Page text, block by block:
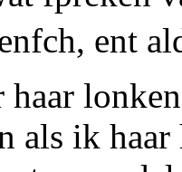
ent
haar
als ik